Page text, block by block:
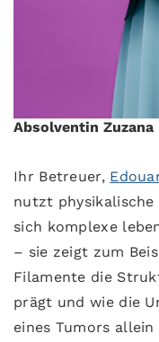
Absolventin Zuzana
Ihr Betreuer,
nutzt physikalische
sich komplexe
– sie zeigt zum
Filamente die
prägt und wie die
eines Tumors